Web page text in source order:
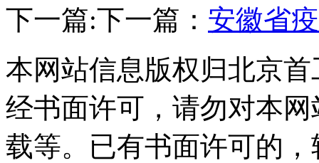
下一篇:下一篇： 安徽省
本网站信息版权归北京
经书面许可，请勿对本
载等。已有书面许可的